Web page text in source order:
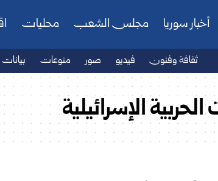
أخبار سوريا مجلس الشعب محليات
ثقافة وفنون فيديو صور منوعات
الحربية الإسرائيلية